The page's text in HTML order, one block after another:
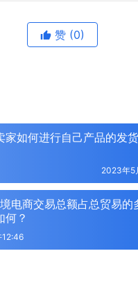
赞 (0)
家如何进行自己产品的发
2023年5
电商交易总额占总贸易的
何？
12:46